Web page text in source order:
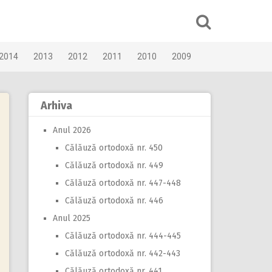
2013 2012 2011 2010 2009
Arhiva
Anul 2026
Călăuză ortodoxă nr. 450
Călăuză ortodoxă nr. 449
Călăuză ortodoxă nr. 447-448
Călăuză ortodoxă nr. 446
Anul 2025
Călăuză ortodoxă nr. 444-445
Călăuză ortodoxă nr. 442-443